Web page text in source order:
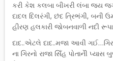
કરી કેશ કલબા બીખરી લંબા જય
દાદલ દિલરંગી, છંદ ત્રિભંગી, બની
હીરણ હલકારી જોબનવાળી નદી
દાદ..એટલે દાદ..મજા આવી
ના ગિરનો રાજા સિઁહ પોતાનેી